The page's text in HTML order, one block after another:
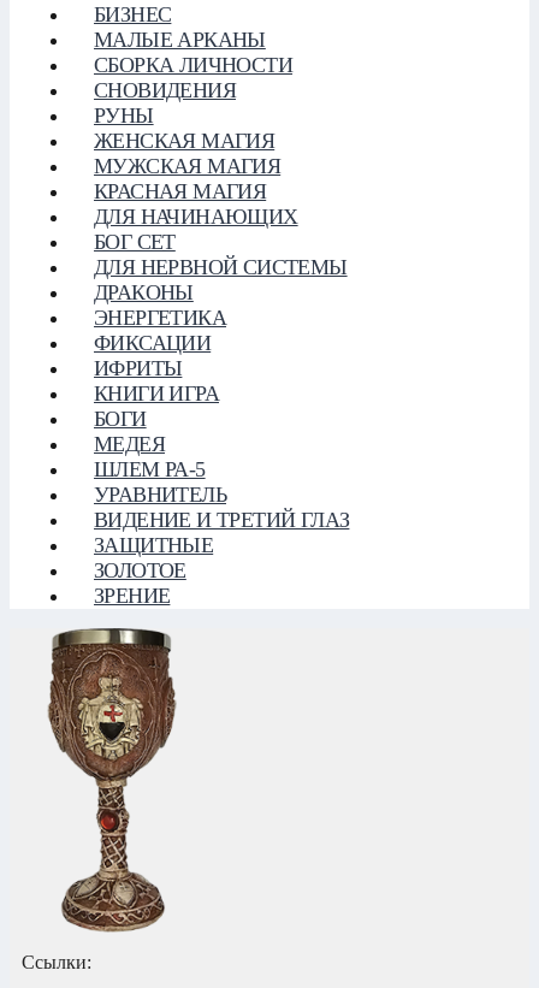
БИЗНЕС
МАЛЫЕ АРКАНЫ
СБОРКА ЛИЧНОСТИ
СНОВИДЕНИЯ
РУНЫ
ЖЕНСКАЯ МАГИЯ
МУЖСКАЯ МАГИЯ
КРАСНАЯ МАГИЯ
ДЛЯ НАЧИНАЮЩИХ
БОГ СЕТ
ДЛЯ НЕРВНОЙ СИСТЕМЫ
ДРАКОНЫ
ЭНЕРГЕТИКА
ФИКСАЦИИ
ИФРИТЫ
КНИГИ ИГРА
БОГИ
МЕДЕЯ
ШЛЕМ РА-5
УРАВНИТЕЛЬ
ВИДЕНИЕ И ТРЕТИЙ ГЛАЗ
ЗАЩИТНЫЕ
ЗОЛОТОЕ
ЗРЕНИЕ
Ссылки: